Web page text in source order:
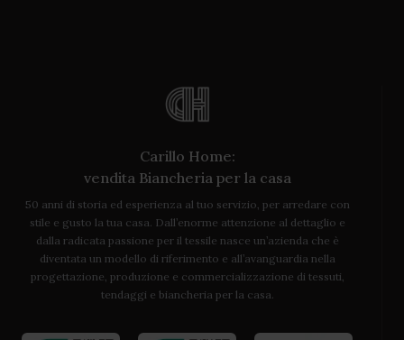
Carillo Home:
vendita Biancheria per la casa
50 anni di storia ed esperienza al tuo servizio, per arredare con
stile e gusto la tua casa. Dall’enorme attenzione al dettaglio e
dalla radicata passione per il tessile nasce un’azienda che è
diventata un modello di riferimento e all’avanguardia nella
progettazione, produzione e commercializzazione di tessuti,
tendaggi e biancheria per la casa.